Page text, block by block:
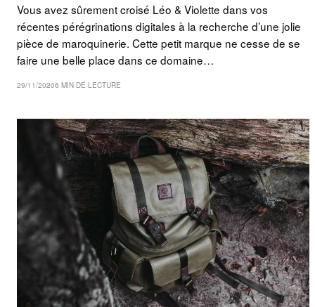
Vous avez sûrement croisé Léo & Violette dans vos
récentes pérégrinations digitales à la recherche d’une jolie
pièce de maroquinerie. Cette petit marque ne cesse de se
faire une belle place dans ce domaine…
29/11/20206 MIN DE LECTURE